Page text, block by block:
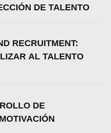
DE TALENTO
RECRUITMENT:
AL TALENTO
DE